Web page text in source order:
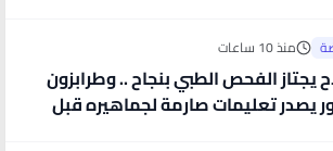
منذ 10 ساعات
صلاح يجتاز الفحص الطبي بنجاح .. وطرابزون
يصدر تعليمات صارمة لجماهيره قبل